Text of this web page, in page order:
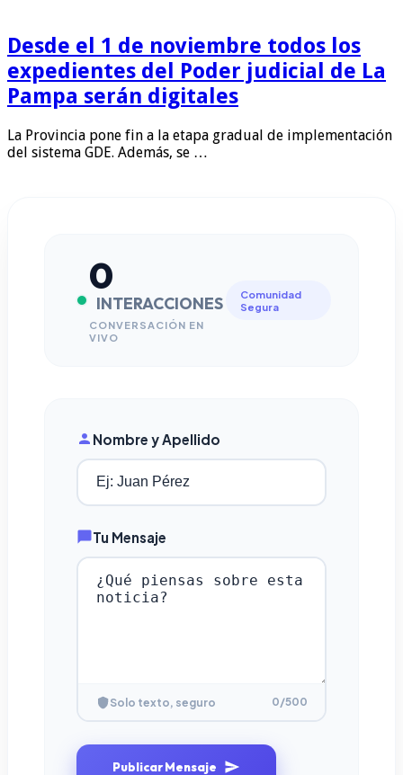
Desde el 1 de noviembre todos los
expedientes del Poder judicial de La
Pampa serán digitales
La Provincia pone fin a la etapa gradual de implementación
del sistema GDE. Además, se …
0
INTERACCIONES
CONVERSACIÓN EN
VIVO
Comunidad
Segura
Nombre y Apellido
Tu Mensaje
Solo texto, seguro 0/500
Publicar Mensaje